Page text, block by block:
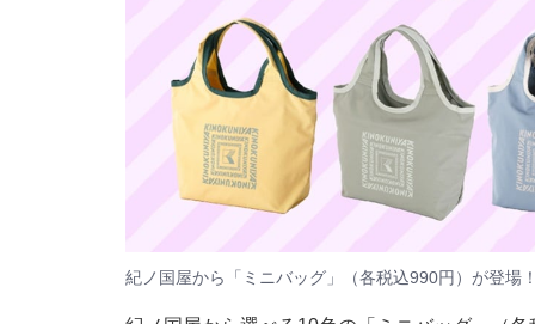
紀ノ国屋から「ミニバッグ」（各税込990円）が登場